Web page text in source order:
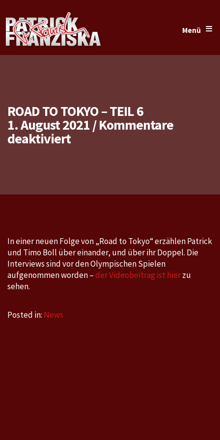
Menü ≡
ROAD TO TOKYO – TEIL 6
1. August 2021/Kommentare
deaktiviertfür
–
In einer neuen Folge von „Road to Tokyo“ erzählen Patrick
und Timo Boll über einander, und über ihr Doppel. Die
Interviews sind vor den Olympischen Spielen
aufgenommen worden –der Videobeitrag ist hierzu
sehen.
Posted in: News